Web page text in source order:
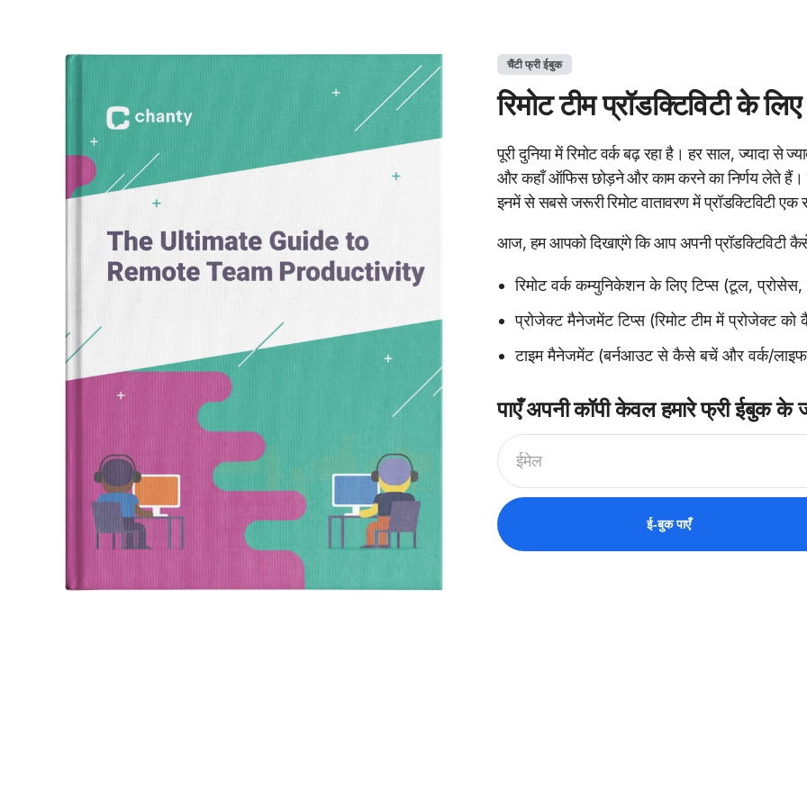
चैंटी फ्री ईबुक
रिमोट टीम प्रॉडक्टिविटी के
पूरी दुनिया में रिमोट वर्क बढ़ रहा है। हर साल, ज्यादा से
और कहाँ ऑफिस छोड़ने और काम करने का निर्णय लेते हैं।
इनमें से सबसे जरूरी रिमोट वातावरण में प्रॉडक्टिविटी एक
आज, हम आपको दिखाएंगे कि आप अपनी प्रॉडक्टिविटी
रिमोट वर्क कम्युनिकेशन के लिए टिप्स (टूल,
प्रोजेक्ट मैनेजमेंट टिप्स (रिमोट टीम में प्रोजेक्ट
टाइम मैनेजमेंट (बर्नआउट से कैसे बचें और वर्क/
पाएँ अपनी कॉपी केवल हमारे फ्री ईबुक के
ई-बुक पाएँ